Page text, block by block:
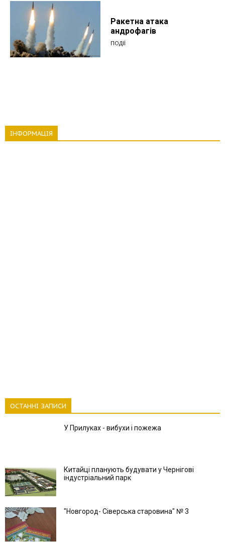
Ракетна атака
андрофагів
ПОДІЇ
ІНФОРМАЦІЯ
ОСТАННІ ЗАПИСИ
У Прилуках - вибухи і пожежа
Китайці планують будувати у Чернігові
індустріальний парк
"Новгород- Сіверська старовина" № 3